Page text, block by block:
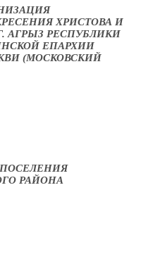
ХРИСТОВА И
АГРЫЗ РЕСПУБЛИКИ
ЕПАРХИИ
(МОСКОВСКИЙ
РАЙОНА